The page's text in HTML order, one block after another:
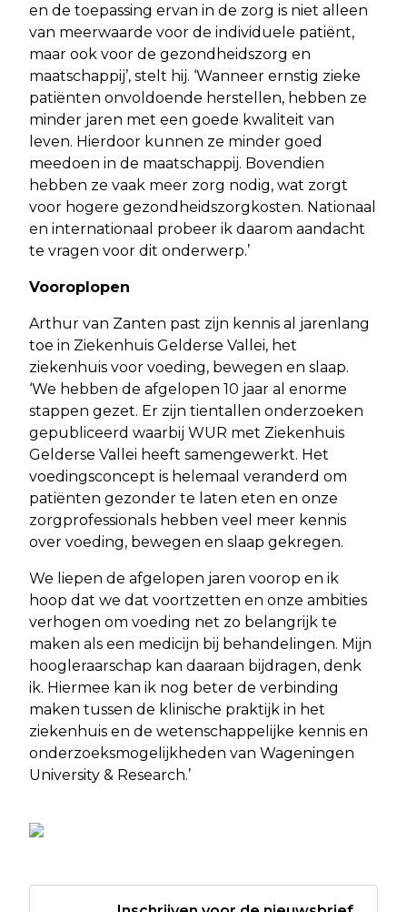
en de toepassing ervan in de zorg is niet alleen
van meerwaarde voor de individuele patiënt,
maar ook voor de gezondheidszorg en
maatschappij’, stelt hij. ‘Wanneer ernstig zieke
patiënten onvoldoende herstellen, hebben ze
minder jaren met een goede kwaliteit van
leven. Hierdoor kunnen ze minder goed
meedoen in de maatschappij. Bovendien
hebben ze vaak meer zorg nodig, wat zorgt
voor hogere gezondheidszorgkosten. Nationaal
en internationaal probeer ik daarom aandacht
te vragen voor dit onderwerp.’
Vooroplopen
Arthur van Zanten past zijn kennis al jarenlang
toe in Ziekenhuis Gelderse Vallei, het
ziekenhuis voor voeding, bewegen en slaap.
‘We hebben de afgelopen 10 jaar al enorme
stappen gezet. Er zijn tientallen onderzoeken
gepubliceerd waarbij WUR met Ziekenhuis
Gelderse Vallei heeft samengewerkt. Het
voedingsconcept is helemaal veranderd om
patiënten gezonder te laten eten en onze
zorgprofessionals hebben veel meer kennis
over voeding, bewegen en slaap gekregen.
We liepen de afgelopen jaren voorop en ik
hoop dat we dat voortzetten en onze ambities
verhogen om voeding net zo belangrijk te
maken als een medicijn bij behandelingen. Mijn
hoogleraarschap kan daaraan bijdragen, denk
ik. Hiermee kan ik nog beter de verbinding
maken tussen de klinische praktijk in het
ziekenhuis en de wetenschappelijke kennis en
onderzoeksmogelijkheden van Wageningen
University & Research.’